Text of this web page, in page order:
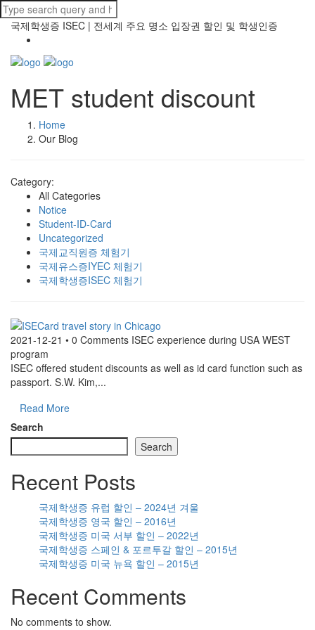
국제학생증 ISEC | 전세계 주요 명소 입장권 할인 및 학생인증
MET student discount
Home
Our Blog
Category:
All Categories
Notice
Student-ID-Card
Uncategorized
국제교직원증 체험기
국제유스증IYEC 체험기
국제학생증ISEC 체험기
2021-12-21 • 0 Comments ISEC experience during USA WEST
program
ISEC offered student discounts as well as id card function such as
passport. S.W. Kim,...
Read More
Search
Search
Recent Posts
국제학생증 유럽 할인 – 2024년 겨울
국제학생증 영국 할인 – 2016년
국제학생증 미국 서부 할인 – 2022년
국제학생증 스페인 & 포르투갈 할인 – 2015년
국제학생증 미국 뉴욕 할인 – 2015년
Recent Comments
No comments to show.